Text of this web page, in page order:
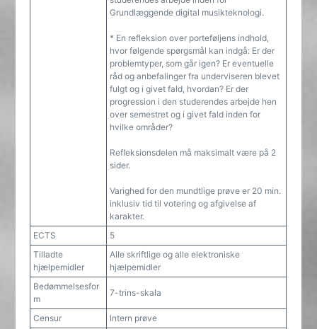
Grundlæggende digital musikteknologi.
* En refleksion over porteføljens indhold,
hvor følgende spørgsmål kan indgå: Er der
problemtyper, som går igen? Er eventuelle
råd og anbefalinger fra underviseren blevet
fulgt og i givet fald, hvordan? Er der
progression i den studerendes arbejde hen
over semestret og i givet fald inden for
hvilke områder?
Refleksionsdelen må maksimalt være på 2
sider.
Varighed for den mundtlige prøve er 20 min.
inklusiv tid til votering og afgivelse af
karakter.
ECTS
5
Tilladte
hjælpemidler
Alle skriftlige og alle elektroniske
hjælpemidler
Bedømmelsesfor
m
7-trins-skala
Censur
Intern prøve